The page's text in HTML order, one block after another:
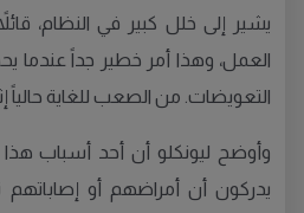
يشير إلى خلل كبير في النظام،
العمل، وهذا أمر خطير جداً
التعويضات. من الصعب للغاية حالياً
وأوضح ليونكلو أن أحد أسباب هذا
يدركون أن أمراضهم أو